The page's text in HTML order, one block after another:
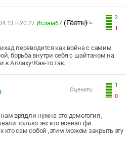
2
1
Оценить:
в 20:27 Ислам67 (Гость)
переводится как война с самим
борьба внутри себя с шайтаном на
к Аллаху! Как-то так.
1
0
Оценить:
врядли нужна это демогогия ,
только тех кто воевал фи
кто сам собой ,этим можем закрыть эту